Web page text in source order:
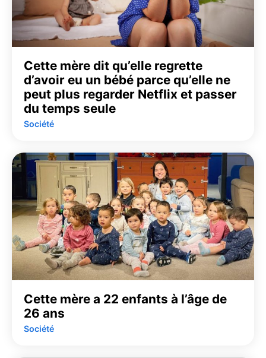
Cette mère dit qu’elle regrette
d’avoir eu un bébé parce qu’elle ne
peut plus regarder Netflix et passer
du temps seule
Société
Cette mère a 22 enfants à l’âge de
26 ans
Société